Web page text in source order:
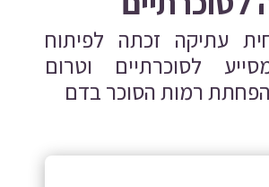
עתיקה זכתה לפיתוח
לסוכרתיים וטרום
רמות הסוכר בדם